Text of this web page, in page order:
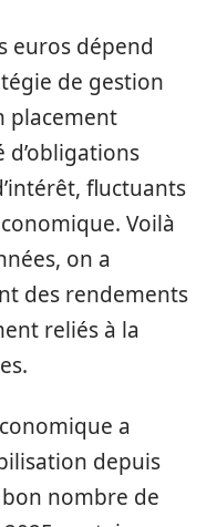
euros dépend
de gestion
placement
fluctuants
Voilà
on a
des rendements
reliés à la
a
depuis
nombre de